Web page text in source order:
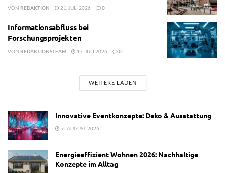
VON REDAKTION 21. JULI 2026 0
Informationsabfluss bei
Forschungsprojekten
VON REDAKTIONSTEAM 17. JULI 2026 0
WEITERE LADEN
Innovative Eventkonzepte: Deko & Ausstattung
6. AUGUST 2026
Energieeffizient Wohnen 2026: Nachhaltige
Konzepte im Alltag